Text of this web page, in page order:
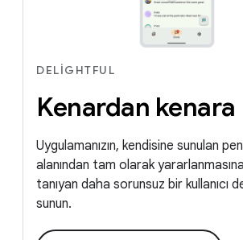
DELIGHTFUL
Kenardan kenara
Uygulamanızın, kendisine sunulan
alanından tam olarak
tanıyan daha sorunsuz bir kullanıcı
sunun.